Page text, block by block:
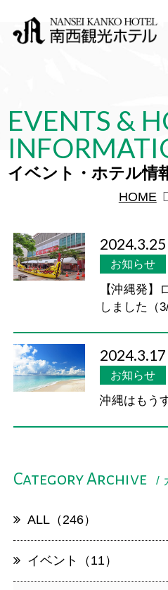
EVENTS &
イベント・ホテル情
HOME
2024.3.25
お知らせ
【沖縄発】
しました（3/
2024.3.17
お知らせ
沖縄はもう
Category Archive /
ALL（246）
イベント（11）